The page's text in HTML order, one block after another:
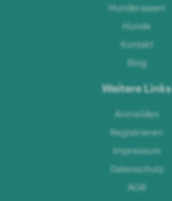
Hunderassen
Hunde
Kontakt
Blog
Weitere Links
Anmelden
Registrieren
Impressum
Datenschutz
AGB